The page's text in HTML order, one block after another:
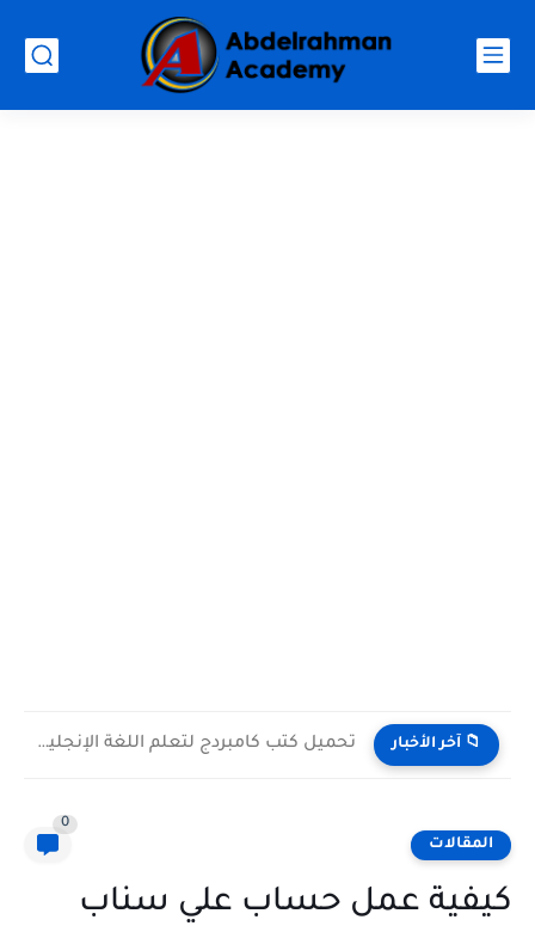
📁 آخر الأخبار تحميل كتب كامبردج لتعلم اللغة الإنجليزية PDF مجانا | جميع...
المقالات
0
كيفية عمل حساب علي سناب